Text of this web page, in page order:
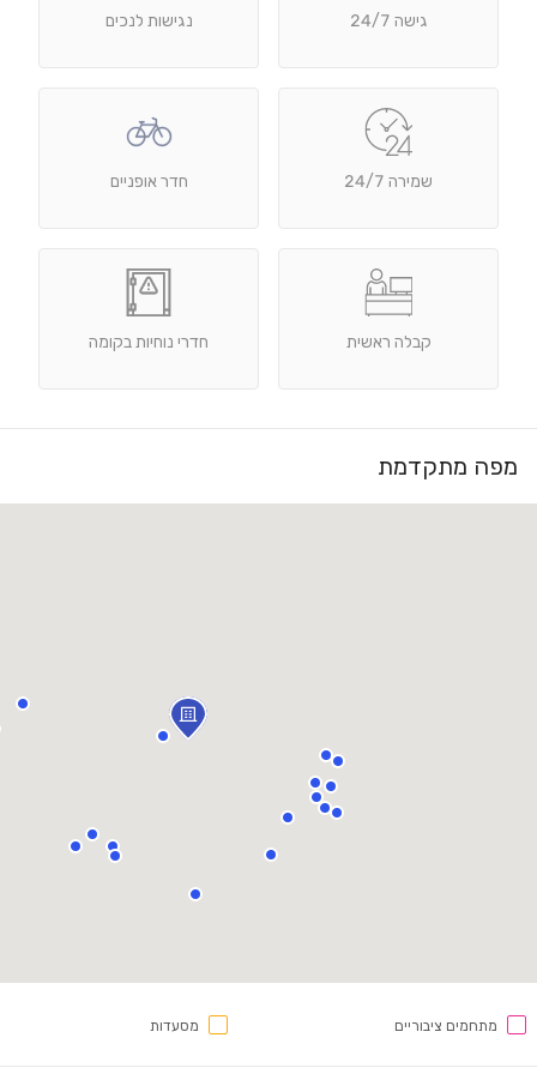
גישה 24/7 נגישות לנכים
שמירה 24/7 חדר אופניים
קבלה ראשית חדרי נוחיות בקומה
מפה מתקדמת
מתחמים ציבוריים מסעדות